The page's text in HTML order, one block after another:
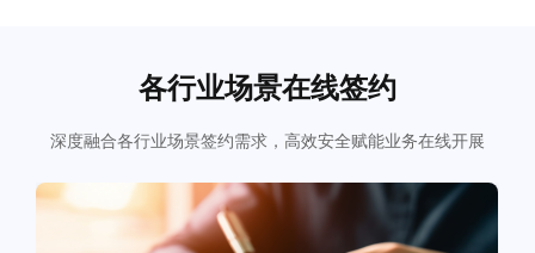
各行业场景在线签约
深度融合各行业场景签约需求，高效安全赋能业务在线开展